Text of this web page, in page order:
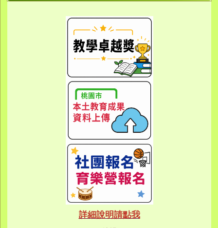
link to https://
link to https://
link to https://
link to https://sites.google.com/
link to https://sites.google.com/
link to https://
link to https://
link to https://
link to https://
link to https://
link to https://10000.gov.tw/
link to https://
link to https://
link to https://
link to https://
link to https://
link to https://
link to https://
link to https://
link to https://
link to https://
link to https://
link to https://
link to https://
link to https://
link to https://
link to https://
link to https://
link to https://
link to https://
link to https://
link to https://
link to https://
link to https://
link to https://
link to https://
link to https://
link to https://
link to https://
link to https://
link to https://
link to https://
link to https://
link to https://
link to https://
link to https://
link to https://
link to https://
link to https://
link to https://
link to https://
link to https://
link to https://
link to https://
link to https://
link to https://
link to https://
link to https://
link to https://
link to https://
link to https://
link to https://
link to https://
link to https://
link to https://
link to https://
link to https://
link to https://
link to https://
link to https://
link to https://
ink to https://forms.gle/
詳細說明請點我
link to https://
link to https://